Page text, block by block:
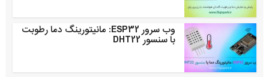
وب سرور ESP32: مانیتورینگ دما رطوبت
با سنسور DHT22